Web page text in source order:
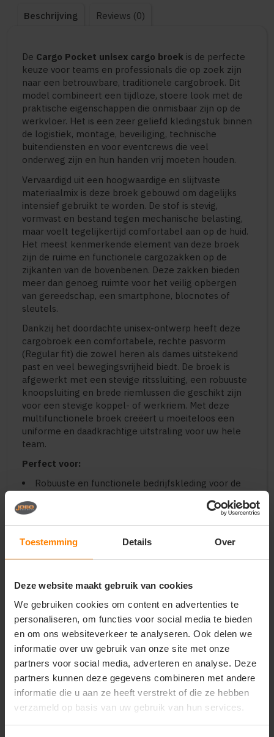
Toestemming Details Over
Deze website maakt gebruik van cookies
We gebruiken cookies om content en advertenties te
personaliseren, om functies voor social media te bieden
en om ons websiteverkeer te analyseren. Ook delen we
informatie over uw gebruik van onze site met onze
partners voor social media, adverteren en analyse. Deze
partners kunnen deze gegevens combineren met andere
informatie die u aan ze heeft verstrekt of die ze hebben
verzameld op basis van uw gebruik van hun services.
Beschrijving Reviews (0)
De Cargo Pocket unisex cargo broek is de perfecte
keuze voor teams en professionals die op zoek zijn
naar een betrouwbare, traditionele cargobroek. Dit
model combineert een tijdloze, stoere look met de
praktische eigenschappen die onmisbaar zijn op de
werkvloer. Het is een zeer geliefd kledingstuk binnen
de logistiek, montage, beveiliging, technische
buitendiensten en voor eventcrews die veel
onderweg zijn en hun handen vrij moeten houden.
Vervaardigd uit een hoogwaardige en slijtvaste
materiaalmix is deze broek gebouwd om dagelijks
intensief gebruikt te worden. De stof is stevig,
vormvast en bestand tegen mechanische belasting,
maar voelt tegelijkertijd comfortabel aan op de huid.
Het meest kenmerkende element van deze broek
zijn de ruime en functionele cargozakken op de
zijkanten van de bovenbenen. Deze zakken bieden
meer dan genoeg ruimte voor het veilig opbergen
van gereedschap, een smartphone, blocnotes of
sleutels.
Dankzij het doordachte unisex-ontwerp heeft deze
cargobroek een comfortabele, rechte pasvorm
(Regular fit) die zowel heren als dames uitstekend
past en veel bewegingsvrijheid biedt. De broek is
afgewerkt met een stevige ritssluiting, een robuuste
knoopsluiting en brede riemlussen die geschikt zijn
voor een stevige koppel- of werkriem. Met deze
multifunctionele broek creëert u moeiteloos een
uniforme en daadkrachtige uitstraling voor uw hele
team.
Perfect voor:
Robuuste en functionele bedrijfskleding voor de
Uniforme werkkleding voor beveiligingspersoneel,
outdoorverenigingen, scouting en praktijkopleidingen
Materiaal:Duurzame, slijtvaste en stevige
materiaalmix ontworpen voor langdurig intensief
gebruik
Opbergruimte: Voorzien van ruime,
karakteristieke cargozakken met veilige sluitingen
en diepe steekzakken
Pasvorm:Comfortabele en rechte unisex-
pasvorm die geschikt is voor zowel mannen als
vrouwen
Duurzaamheid:
Extra versterkte naden op de
kritieke punten om scheuren en vroegtijdige slijtage
te voorkomen